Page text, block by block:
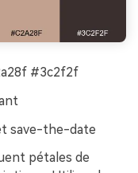
#3c2f2f
save-the-date
pétales de